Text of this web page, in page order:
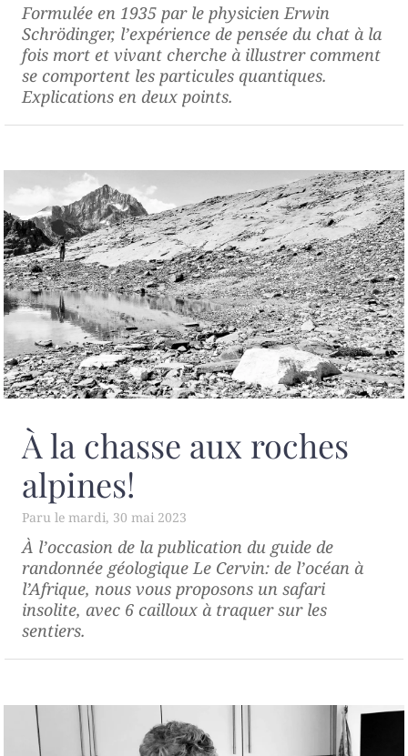
Formulée en 1935 par le physicien Erwin
Schrödinger, l’expérience de pensée du chat à la
fois mort et vivant cherche à illustrer comment
se comportent les particules quantiques.
Explications en deux points.
À la chasse aux roches
alpines!
mardi, 30 mai 2023
À l’occasion de la publication du guide de
randonnée géologiqueLe Cervin: de l’océan à
l’Afrique, nous vous proposons un safari
insolite, avec 6 cailloux à traquer sur les
sentiers.